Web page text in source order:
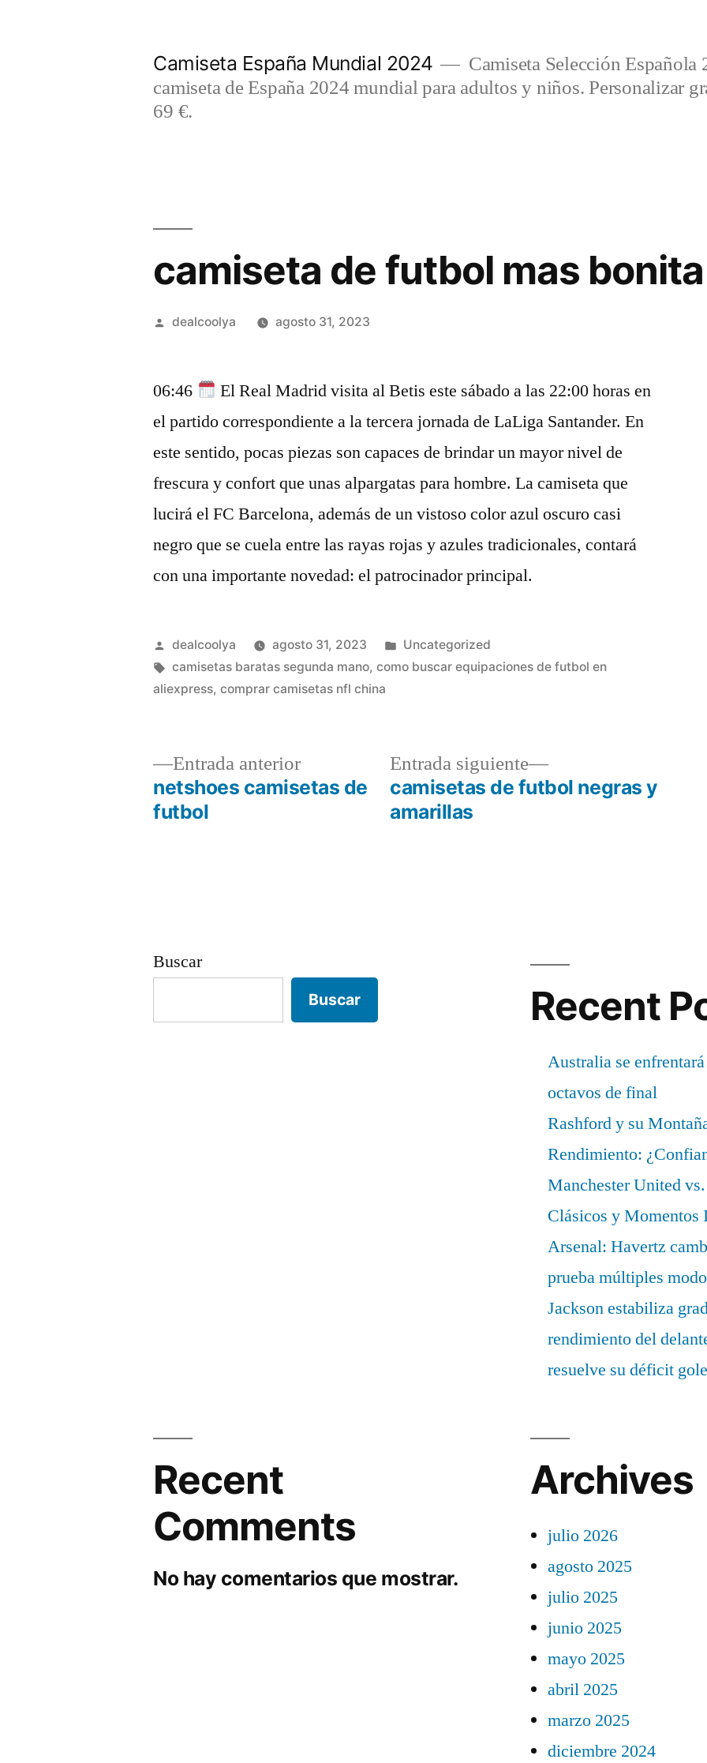
Camiseta España Mundial 2024
Camiseta Selección Española
camiseta de España 2024 mundial para adultos y niños. Personalizar
69 €.
camiseta de futbol mas
Publicado
dealcoolya agosto 31, 2023
06:46
El Real Madrid visita al Betis este sábado a las 22:00 horas en
el partido correspondiente a la tercera jornada de LaLiga Santander. En
este sentido, pocas piezas son capaces de brindar un mayor nivel de
frescura y confort que unas alpargatas para hombre. La camiseta que
lucirá el FC Barcelona, además de un vistoso color azul oscuro casi
negro que se cuela entre las rayas rojas y azules tradicionales, contará
con una importante novedad: el patrocinador principal.
Publicado
por
dealcoolya agosto 31, 2023
Publicado
en
Uncategorized
Etiquetas:
camisetas baratas segunda mano,como buscar equipaciones de futbol en
aliexpress,comprar camisetas nfl china
Navegación
Entrada anteriorEntrada
anterior:
netshoes camisetas de
futbol
Entrada siguiente
Entrada
siguiente:
camisetas de futbol negras y
amarillas
Buscar
Buscar Recent
Australia se
octavos de final
Rashford y su
Rendimiento:
Manchester United
Clásicos y Momentos
Arsenal: Havertz
prueba múltiples
Jackson estabiliza
rendimiento del
resuelve su déficit
Recent
Comments
No hay comentarios que mostrar.
Archives
julio 2026
agosto 2025
julio 2025
junio 2025
mayo 2025
abril 2025
marzo 2025
diciembre 2024